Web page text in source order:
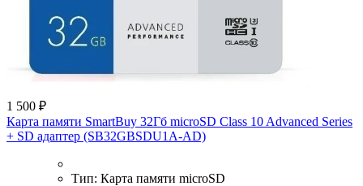
1 500 ₽
Карта памяти SmartBuy 32Гб microSD Class 10 Advanced Series
+ SD адаптер (SB32GBSDU1A-AD)
Тип: Карта памяти microSD